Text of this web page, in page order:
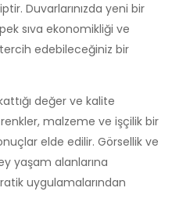
Duvarlarınızda yeni bir
sıva ekonomikliği ve
tercih edebileceğiniz bir
değer ve kalite
malzeme ve işçilik bir
elde edilir. Görsellik ve
yaşam alanlarına
uygulamalarından